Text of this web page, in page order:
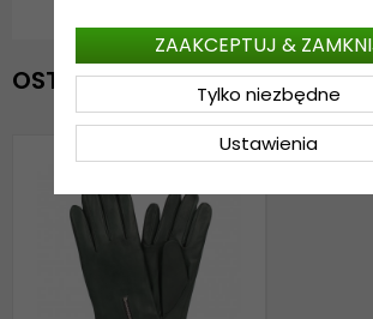
OSTATNIO OGLĄDANE
Ustawienia
Tylko niezbędne
ZAAKCEPTUJ &